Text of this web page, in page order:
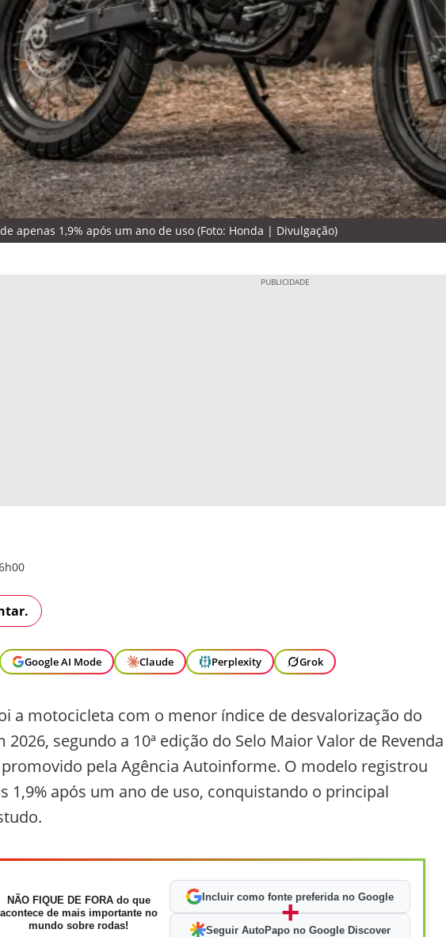
apenas 1,9% após um ano de uso (Foto: Honda | Divulgação)
Google AI Mode Claude Perplexity Grok
a motocicleta com o menor índice de desvalorização do
segundo a 10ª edição do Selo Maior Valor de Revenda
promovido pela Agência Autoinforme. O modelo registrou
1,9% após um ano de uso, conquistando o principal
NÃO FIQUE DE FORA do que
acontece de mais importante no
mundo sobre rodas!
Incluir como fonte preferida no Google
+
Seguir AutoPapo no Google Discover